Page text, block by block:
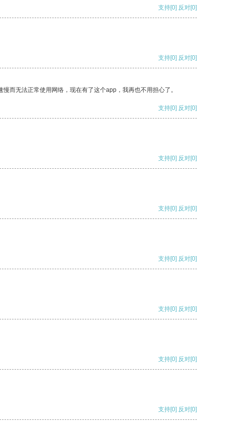
支持[0] 反对[0]
支持[0] 反对[0]
而无法正常使用网络，现在有了这个app，我再也不用担心了。
支持[0] 反对[0]
支持[0] 反对[0]
支持[0] 反对[0]
支持[0] 反对[0]
支持[0] 反对[0]
支持[0] 反对[0]
支持[0] 反对[0]